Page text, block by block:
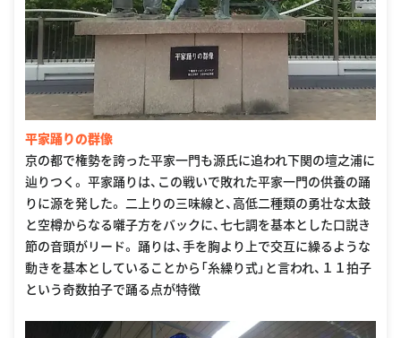
平家踊りの群像
京の都で権勢を誇った平家一門も源氏に追われ下関の壇之浦に
辿りつく。 平家踊りは、この戦いで敗れた平家一門の供養の踊
りに源を発した。 二上りの三味線と、高低二種類の勇壮な太鼓
と空樽からなる囃子方をバックに、七七調を基本とした口説き
節の音頭がリード。 踊りは、手を胸より上で交互に繰るような
動きを基本としていることから「糸繰り式」と言われ、１１拍子
という奇数拍子で踊る点が特徴